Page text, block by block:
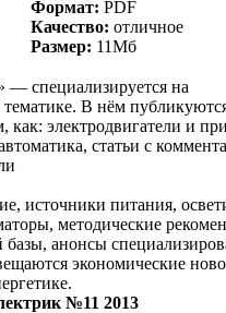
Формат: PDF
Качество: отличное
Размер: 11Mб
— специализируется на
тематике. В нём
как: электродвигатели и
статьи с
источники питания,
методические
базы, анонсы
экономические
№11 2013